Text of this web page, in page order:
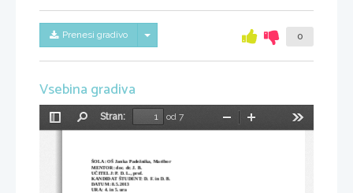
Prenesi gradivo Skrij/prikaži meni 0
Vsebina gradiva
Preklopi
Stran:
od 7
Pomanjšaj
ŠOLA: OŠ Janka Padežnika, Maribor
MENTOR: doc. dr. J. B.
UČITELJ: P. D. L., prof.
KANDIDAT ŠTUDENT: D. F. in D. B.
DATUM: 8.5.2013
URA: 4. in 5. ura